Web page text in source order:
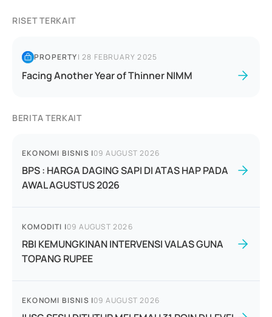
RISET TERKAIT
PROPERTY|28 FEBRUARY 2025
Facing Another Year of Thinner NIMM
BERITA TERKAIT
EKONOMI BISNIS |09 AUGUST 2026
BPS : HARGA DAGING SAPI DI ATAS HAP PADA
AWAL AGUSTUS 2026
KOMODITI |09 AUGUST 2026
RBI KEMUNGKINAN INTERVENSI VALAS GUNA
TOPANG RUPEE
EKONOMI BISNIS |09 AUGUST 2026